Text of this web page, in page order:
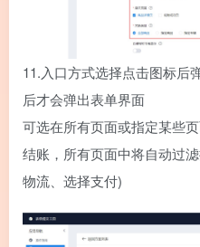
11.入口方式选择点击图标后
后才会弹出表单界面
可选在所有页面或指定某些
结账，所有页面中将自动过
物流、选择支付)